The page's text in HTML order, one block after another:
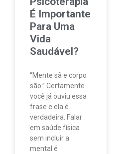
É Importante
Para Uma
Vida
Saudável?
“Mente sã e corpo
são.” Certamente
você já ouviu essa
frase e ela é
verdadeira. Falar
em saúde física
sem incluir a
mental é